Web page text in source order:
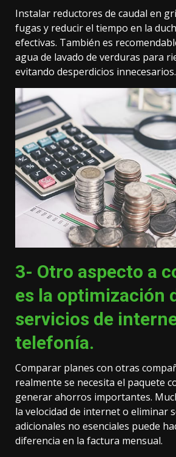
Instalar reductores de caudal en
fugas y reducir el tiempo en la
efectivas. También es
agua de lavado de verduras para
evitando desperdicios innecesarios.
3- Otro aspecto a
es la optimización
servicios de
telefonía.
Comparar planes con otras
realmente se necesita el paquete
generar ahorros importantes.
la velocidad de internet o eliminar
adicionales no esenciales puede
diferencia en la factura mensual.